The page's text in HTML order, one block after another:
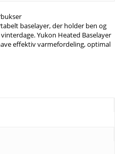
baselayer, der holder ben og
Yukon Heated Baselayer
effektiv varmefordeling, optimal